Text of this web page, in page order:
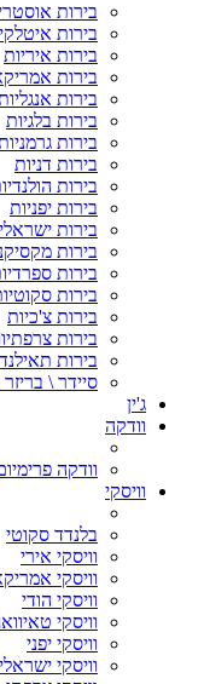
בירות
בירות
בירות איריות
בירות
בירות
בירות בלגיות
בירות
בירות דניות
בירות
בירות יפניות
בירות
בירות
בירות
בירות
בירות צ'כיות
בירות
בירות
סיידר \
ג'ין
וודקה
וודקה
וויסקי
בלנדד סקוטי
וויסקי אירי
וויסקי
וויסקי הודי
וויסקי
וויסקי יפני
וויסקי ישראלי